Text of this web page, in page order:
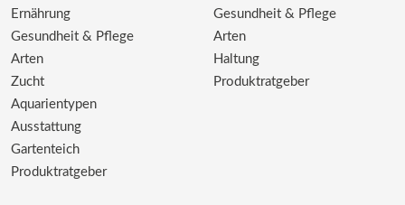
Ernährung
Gesundheit & Pflege
Arten
Zucht
Aquarientypen
Ausstattung
Gartenteich
Produktratgeber
Gesundheit & Pflege
Arten
Haltung
Produktratgeber